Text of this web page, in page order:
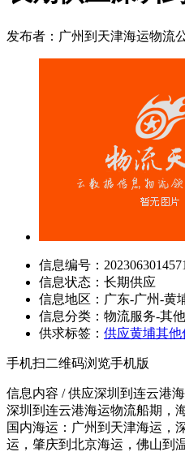
发布者：广州到天津海运物流
信息编号：
信息状态： 长期供应
信息地区： 广东-广州-黄
信息分类： 物流服务-其他
供求标签： 供应黄埔其他
手机扫二维码浏览手机版
信息内容 / 供应深圳到连云港
深圳到连云港海运物流船期，
国内海运：广州到天津海运，
运，肇庆到北京海运，佛山到